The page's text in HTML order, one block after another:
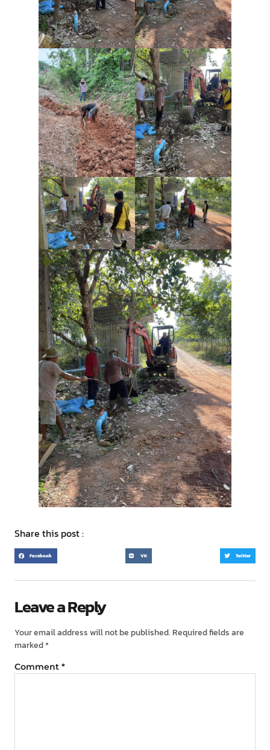
Share this post :
Facebook VK Twitter
Leave a Reply
Your email address will not be published. Required fields are
marked*
Comment *